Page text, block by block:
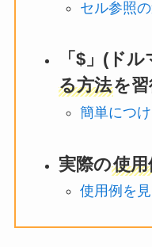
セル参照
「$」(ド
る方法を習
簡単につ
実際の使用
使用例を